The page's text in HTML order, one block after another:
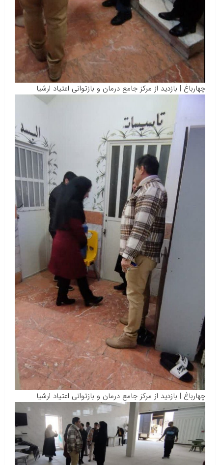
چهارباغ | بازدید از مرکز جامع درمان و بازتوانی اعتیاد ارشیا
چهارباغ | بازدید از مرکز جامع درمان و بازتوانی اعتیاد ارشیا